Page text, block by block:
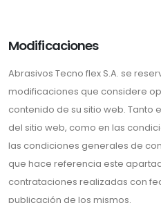
Modificaciones
Abrasivos Tecno flex S.A. se
modificaciones que considere
contenido de su sitio web. Tanto
del sitio web, como en las
las condiciones generales de
que hace referencia este
contrataciones realizadas con
publicación de los mismos.